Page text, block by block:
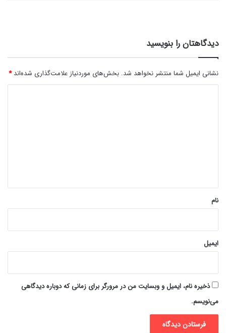
دیدگاهتان را بنویسید
نشانی ایمیل شما منتشر نخواهد شد. بخش‌های موردنیاز علامت‌گذاری شده‌اند*
نام
ایمیل
ذخیره نام، ایمیل و وبسایت من در مرورگر برای زمانی که دوباره دیدگاهی
می‌نویسم.